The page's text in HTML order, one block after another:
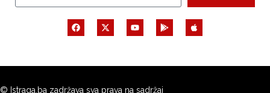
© Istraga.ba zadržava sva prava na sadržaj